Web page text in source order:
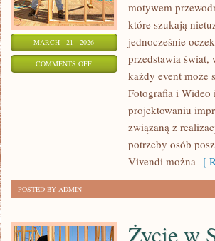
MARCH - 21 - 2026
COMMENTS OFFON
motywem
które szukają
jednocześnie
przedstawia świat,
każdy event może
Fotografia i Wideo
projektowaniu
związaną z
potrzeby osób
Vivendi można [
POSTED BY ADMIN
Życie w